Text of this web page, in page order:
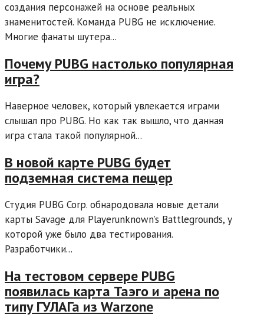
создания персонажей на основе реальных
знаменитостей. Команда PUBG не исключение.
Многие фанаты шутера...
Почему PUBG настолько популярная
игра?
Наверное человек, который увлекается играми
слышал про PUBG. Но как так вышло, что данная
игра стала такой популярной...
В новой карте PUBG будет
подземная система пещер
Студия PUBG Corp. обнародовала новые детали
карты Savage для Playerunknown’s Battlegrounds, у
которой уже было два тестирования.
Разработчики...
На тестовом сервере PUBG
появилась карта Таэго и арена по
типу ГУЛАГа из Warzone